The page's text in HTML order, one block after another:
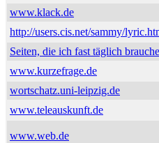
www.klack.de
http://users.cis.net/sammy/
Seiten, die ich fast täglich
www.kurzefrage.de
wortschatz.uni-leipzig.de
www.teleauskunft.de
www.web.de